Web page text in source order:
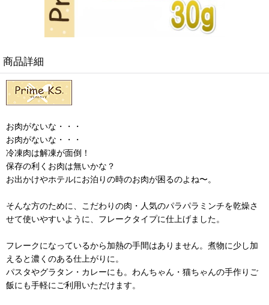
商品詳細
お肉がないな・・・
お肉がないな・・・
冷凍肉は解凍が面倒！
保存の利くお肉は無いかな？
お出かけやホテルにお泊りの時のお肉が困るのよね〜。
そんな方のために、こだわりの肉・人気のパラパラミンチを乾燥さ
せて使いやすいように、フレークタイプに仕上げました。
フレークになっているから加熱の手間はありません。煮物に少し加
えると濃くのある仕上がりに。
パスタやグラタン・カレーにも。わんちゃん・猫ちゃんの手作りご
飯にも手軽にご利用いただけます。